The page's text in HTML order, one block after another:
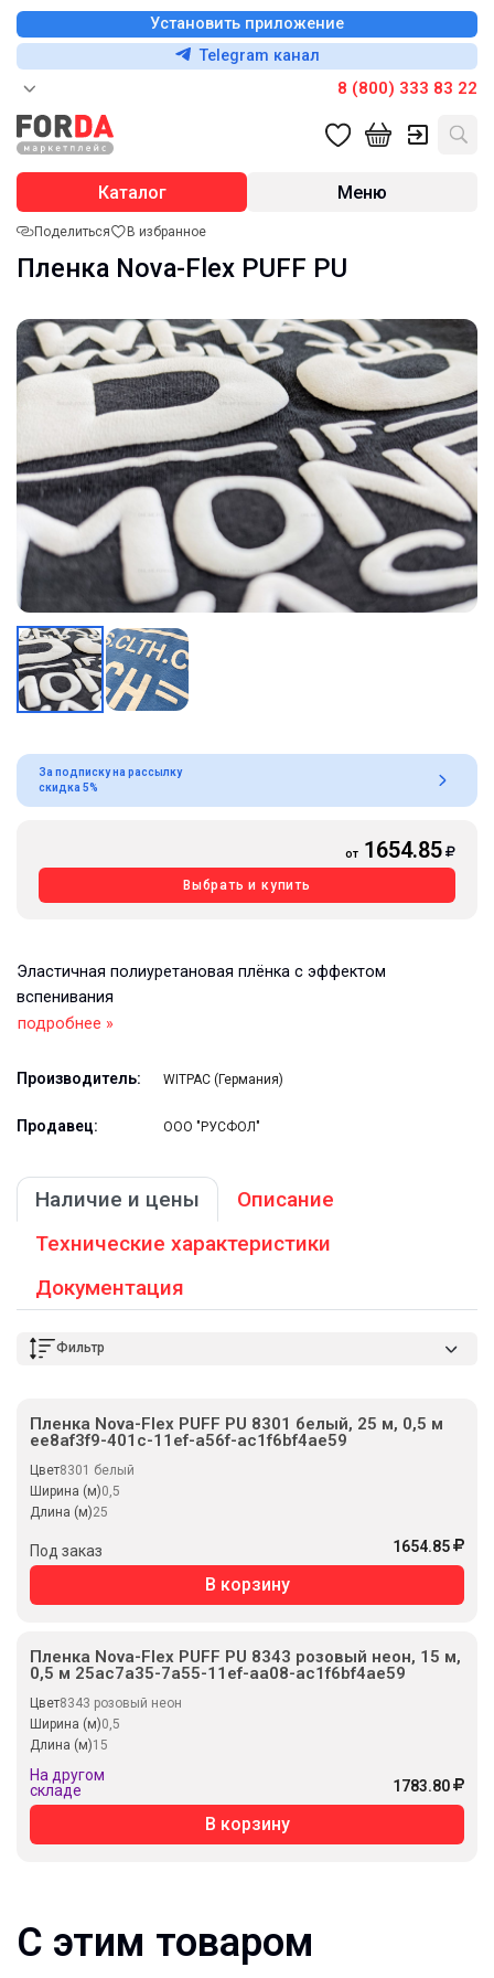
Установить приложение
Telegram канал
8 (800) 333 83 22
Каталог Меню
Поделиться В избранное
Пленка Nova-Flex PUFF PU
За подписку на рассылку
скидка 5%
от 1654.85
Выбрать и купить
Эластичная полиуретановая плёнка с эффектом
вспенивания
подробнее »
Производитель: WITPAC (Германия)
Продавец: ООО "РУСФОЛ"
Наличие и цены
Описание
Технические характеристики
Документация
Фильтр
Пленка Nova-Flex PUFF PU 8301 белый, 25 м, 0,5 м
ee8af3f9-401c-11ef-a56f-ac1f6bf4ae59
Цвет8301 белый
Ширина (м)0,5
Длина (м)25
Под заказ 1654.85
В корзину
Пленка Nova-Flex PUFF PU 8343 розовый неон, 15 м,
0,5 м 25ac7a35-7a55-11ef-aa08-ac1f6bf4ae59
Цвет8343 розовый неон
Ширина (м)0,5
Длина (м)15
На другом
складе
1783.80
В корзину
С этим товаром